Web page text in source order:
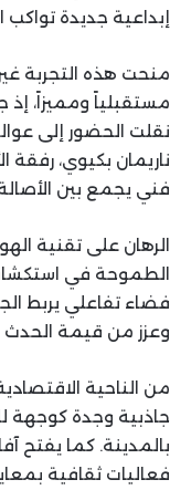
إبداعية جديدة تواكب
منحت هذه التجربة
مستقبلياً ومميزاً،
نقلت الحضور إلى
ناريمان بكيوي،
فني يجمع بين
الرهان على تقنية
الطموحة في
فضاء تفاعلي يربط
وعزز من قيمة الحدث
من الناحية
جاذبية وجدة كوجهة
بالمدينة. كما يفتح
فعاليات ثقافية